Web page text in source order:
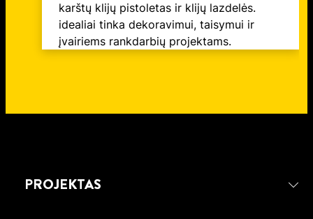
karštų klijų pistoletas ir klijų lazdelės.
idealiai tinka dekoravimui, taisymui ir
įvairiems rankdarbių projektams.
PROJEKTAS